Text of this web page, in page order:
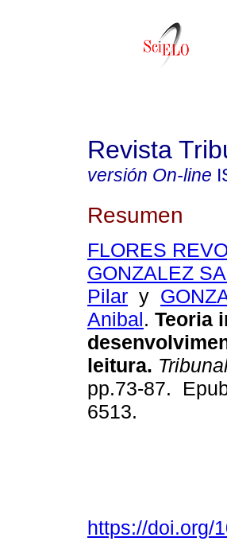
Revista
versión On-line
Resumen
FLORES
GONZALEZ
Pilar y
Anibal. Teoria
leitura.
pp.73-87.
6513.
https://doi.org/